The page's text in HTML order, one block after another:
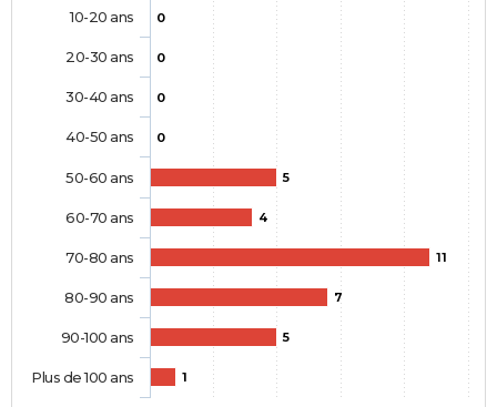
0
0
0
0
5
4
11
7
5
1
10-20 ans
20-30 ans
30-40 ans
40-50 ans
50-60 ans
60-70 ans
70-80 ans
80-90 ans
90-100 ans
Plus de 100 ans